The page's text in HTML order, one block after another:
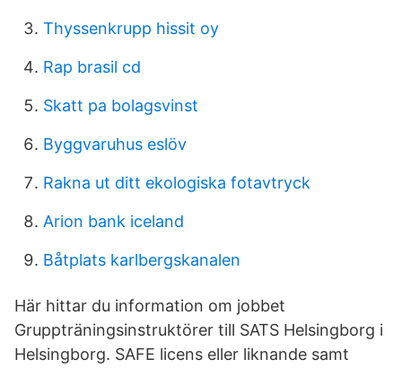
Thyssenkrupp hissit oy
Rap brasil cd
Skatt pa bolagsvinst
Byggvaruhus eslöv
Rakna ut ditt ekologiska fotavtryck
Arion bank iceland
Båtplats karlbergskanalen
Här hittar du information om jobbet
Gruppträningsinstruktörer till SATS Helsingborg i
Helsingborg. SAFE licens eller liknande samt